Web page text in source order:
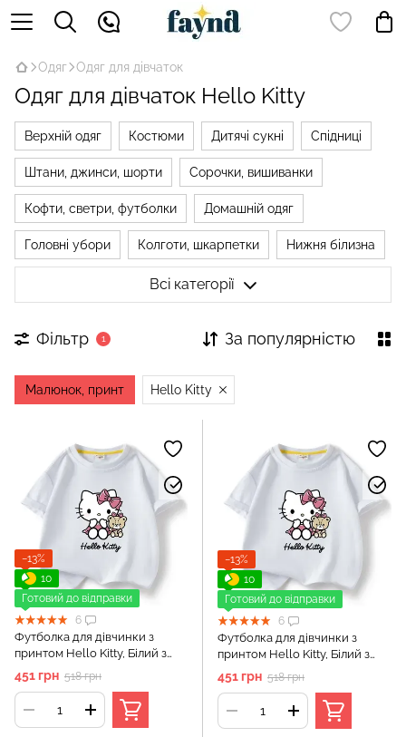
Одяг Одяг для дівчаток
Одяг для дівчаток Hello Kitty
Верхній одяг Костюми Дитячі сукні Спідниці
Штани, джинси, шорти Сорочки, вишиванки
Кофти, светри, футболки Домашній одяг
Головні убори Колготи, шкарпетки Нижня білизна
Аксесуари для дівчаток
Всі категорії
Фільтр 1 За популярністю
Малюнок, принт Hello Kitty
−13%
10
Готовий до відправки
6
Футболка для дівчинки з
принтом Hello Kitty, Білий з
принтом, 90 см
451 грн 518 грн
−13%
10
Готовий до відправки
6
Футболка для дівчинки з
принтом Hello Kitty, Білий з
принтом, 110 см
451 грн 518 грн